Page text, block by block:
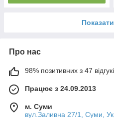
Про нас
98% позитивних з 47
Працює з 24.09.2013
м. Суми
вул.Заливна 27/1, Суми,